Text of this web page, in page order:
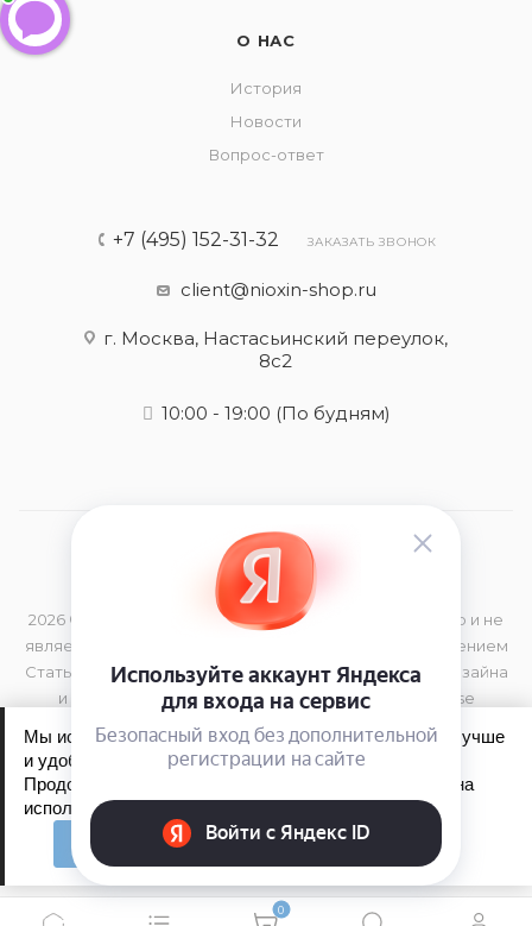
О НАС
История
Новости
Вопрос-ответ
+7 (495) 152-31-32 ЗАКАЗАТЬ ЗВОНОК
client@nioxin-shop.ru
г. Москва, Настасьинский переулок,
8с2
10:00 - 19:00 (По будням)
2026 © Данный сайт носит информационный характер и не
является публичной офертой, определяемой положением
Статьи 437 (2) Гражданского Кодекса РФ Элементы дизайна
и торговая марка принадлежат компании Kerastase
Обработка персональных данных
Политика конфиденциальности
0
Мы используем файлы cookie, чтобы сайт работал лучше
и удобнее для вас.
Продолжая пользоваться сайтом, вы соглашаетесь на
использование файлов cookie.
Принять